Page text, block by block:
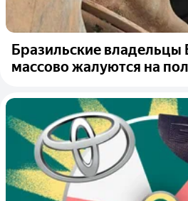
Бразильские владельцы
массово жалуются на